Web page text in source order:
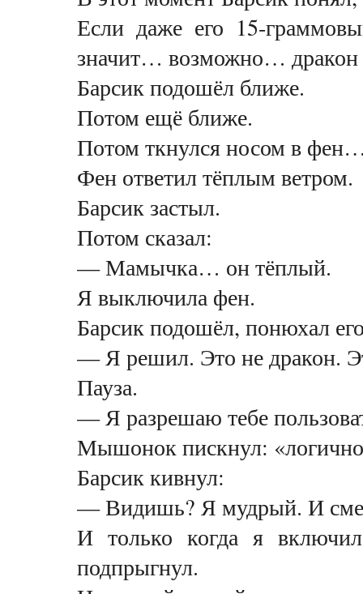
Если даже его 15-
значит… возможно… дракон
Барсик подошёл ближе.
Потом ещё ближе.
Потом ткнулся носом в
Фен ответил тёплым ветром.
Барсик застыл.
Потом сказал:
— Мамычка… он тёплый.
Я выключила фен.
Барсик подошёл, понюхал
— Я решил. Это не дракон.
Пауза.
— Я разрешаю тебе
Мышонок пискнул:
Барсик кивнул:
— Видишь? Я мудрый. И
И только когда я
подпрыгнул.